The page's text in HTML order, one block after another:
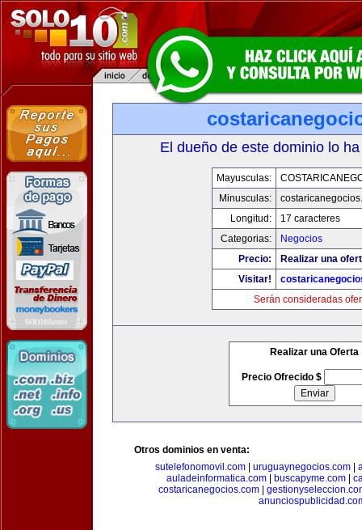
El dueño de este dominio lo
Mayusculas:
Minusculas:
Longitud:
17 caracteres
Categorias:
Negocios
Precio:
Realizar una
Visitar!
Serán consideradas
Realizar una Oferta
Precio Ofrecido $
Otros dominios en venta:
sutelefonomovil.com| uruguaynegocios.com|
auladeinformatica.com| buscapyme.com|
costaricanegocios.com|